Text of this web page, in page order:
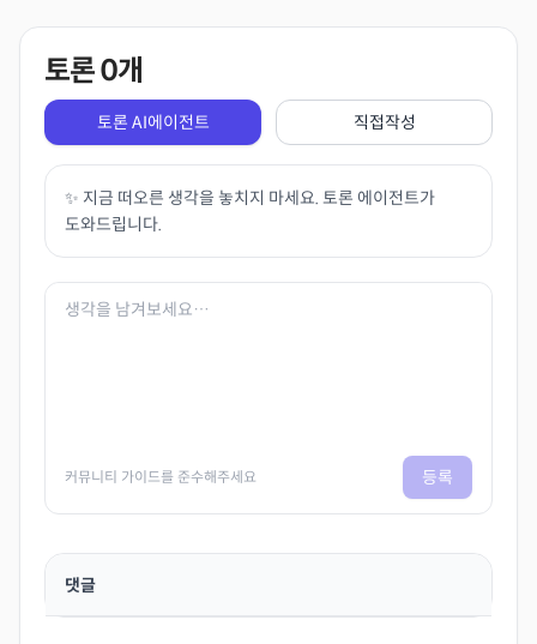
토론0개
토론 AI에이전트 직접작성
✨ 지금 떠오른 생각을 놓치지 마세요. 토론 에이전트가
도와드립니다.
커뮤니티 가이드를 준수해주세요 등록
댓글